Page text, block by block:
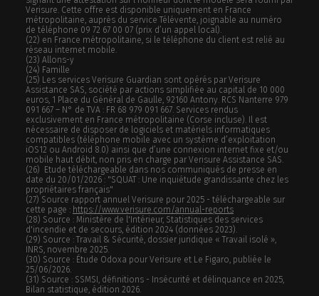
Verisure. Cette offre est disponible uniquement en France
métropolitaine, auprès du service Télévente, joignable au numéro
de téléphone 09 72 67 00 07 (prix d’un appel local).
(22) en France métropolitaine, si le téléphone du client est relié au
réseau internet mobile.
(23) Allons-y
(24) Famille
(25) Les services Verisure Guardian sont opérés par Verisure
Assistance SAS, société par actions simplifiée au capital de 10 000
euros, 1 Place du Général de Gaulle, 92160 Antony. RCS Nanterre 979
091 667 – N° de TVA : FR 68 979 091 667. Services rendus
exclusivement en France métropolitaine (Corse incluse). Il est
nécessaire de disposer de logiciels et matériels informatiques
compatibles (téléphone mobile avec un système d’exploitation
iOS12 ou Android 8.0) ainsi que d’une connexion internet fixe et/ou
mobile haut débit, non pris en charge par Verisure Assistance SAS.
(26) Etude téléchargeable dans nos communiqués de presse en
date du 20/01/2026 : "SQUAT : Une inquiétude grandissante chez les
propriétaires français"
(27) Source rapport annuel Verisure pour 2025 - téléchargeable sur
cette page : https://www.verisure.com/annual-reports
(28) Source : Ministère de l'Intérieur, Statistiques des services
d'incendie et de secours, édition 2024 (données 2023).
(29) Source : Travail & Sécurité, dossier juridique « Travail isolé »,
INRS, novembre 2025.
(30) Source : Étude Odoxa pour Verisure et Le Figaro, publiée le
25/06/2026.
(31) Source : SSMSI, définitions - Insécurité et délinquance en 2025,
Bilan statistique, édition 2026.